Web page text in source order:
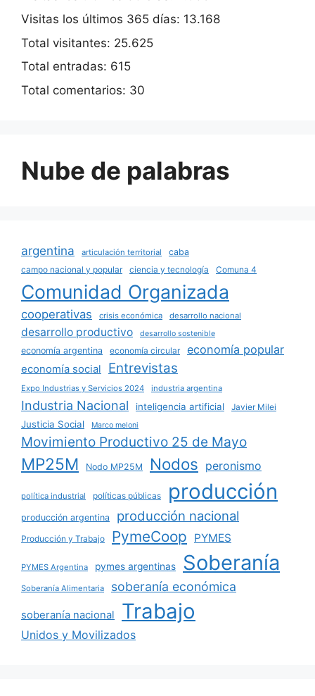
Visitas los últimos 365 días: 13.168
Total visitantes: 25.625
Total entradas: 615
Total comentarios: 30
Nube de palabras
argentina articulación territorial
caba
campo nacional y popular
ciencia y tecnología Comuna 4
Comunidad Organizada
cooperativas crisis económica desarrollo nacional
desarrollo productivo desarrollo sostenible
economía argentina economía circular economía popular
economía social Entrevistas
Expo Industrias y Servicios 2024 industria argentina
Industria Nacional inteligencia artificial Javier Milei
Justicia Social Marco meloni
Movimiento Productivo 25 de Mayo
MP25M Nodo MP25M Nodos peronismo
política industrial políticas públicas producción
producción argentina producción nacional
Producción y Trabajo PymeCoop PYMES
PYMES Argentina pymes argentinas Soberanía
Soberanía Alimentaria soberanía económica
soberanía nacional Trabajo
Unidos y Movilizados